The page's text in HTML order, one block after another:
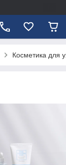
Косметика для